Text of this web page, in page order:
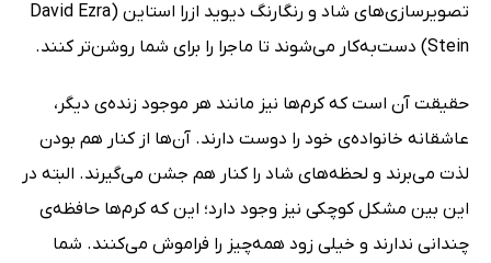
تصویرسازی‌های شاد و رنگارنگ دیوید ازرا استاین (David Ezra
Stein) دست‌به‌کار می‌شوند تا ماجرا را برای شما روشن‌تر کنند.
حقیقت آن است که کرم‌ها نیز مانند هر موجود زنده‌ی دیگر،
عاشقانه خانواده‌ی خود را دوست دارند. آن‌ها از کنار هم بودن
لذت می‌برند و لحظه‌های شاد را کنار هم جشن می‌گیرند. البته در
این بین مشکل کوچکی نیز وجود دارد؛ این که کرم‌ها حافظه‌ی
چندانی ندارند و خیلی زود همه‌چیز را فراموش می‌کنند. شما